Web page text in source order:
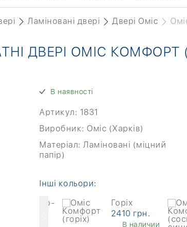
Ламіновані двері Двері Оміс
ДВЕРІ ОМІС КОМФОРТ
В наявності
Артикул: 1831
Виробник: Оміс (Харків)
Матеріал: Ламіновані (міцний
папір)
Інші кольори:
Дуб світло-
Горіх
2410 грн.
В наличии